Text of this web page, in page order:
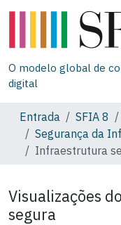
O modelo global de
digital
Entrada SFIA 8
Segurança da
Infraestrutura
Visualizações
segura